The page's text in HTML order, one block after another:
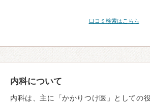
口コミ検索はこちら
内科について
内科は、主に「かかりつけ医」としての